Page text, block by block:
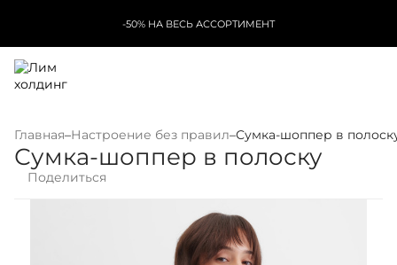
-50% НА ВЕСЬ АССОРТИМЕНТ
Главная–Настроение без правил–Сумка-шоппер в
Сумка-шоппер в полоску
Поделиться